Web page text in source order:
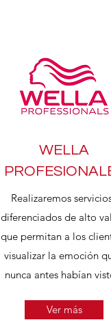
WELLA
Realizaremos
diferenciados de alto
que permitan a los
visualizar la emoción
nunca antes habían
Ver más